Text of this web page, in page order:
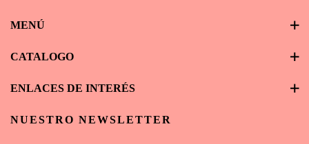
MENÚ
CATALOGO
ENLACES DE INTERÉS
NUESTRO NEWSLETTER